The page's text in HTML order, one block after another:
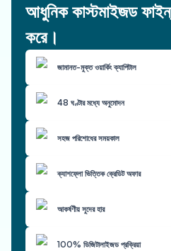
আধুনিক কাস্টমাইজড
করে।
জামানত-মুক্ত ওয়ার্কিং ক্যাপিটাল
48 ঘণ্টার মধ্যে অনুমোদন
সহজ পরিশোধের সময়কাল
ক্যাশফ্লো ভিত্তিক ক্রেডিট অফার
আকর্ষণীয় সুদের হার
100% ডিজিটালাইজড প্রক্রিয়া